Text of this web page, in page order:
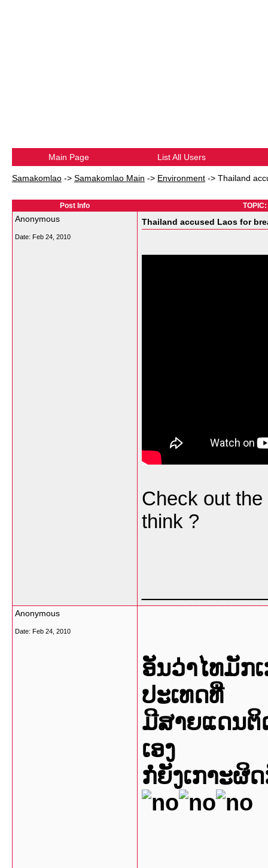
Main Page List All Users
Samakomlao -> Samakomlao Main -> Environment -> Thailand
Post Info
Anonymous
Date: Feb 24, 2010
Thailand accused Laos for
Check out
think ?
Anonymous
Date: Feb 24, 2010
ອັນວ່າໄທມັກ
ປະເທດທີ່
ມີສາຍແດນຕິ
ເອງ
ກໍ່ຍັງເກາະຜິ